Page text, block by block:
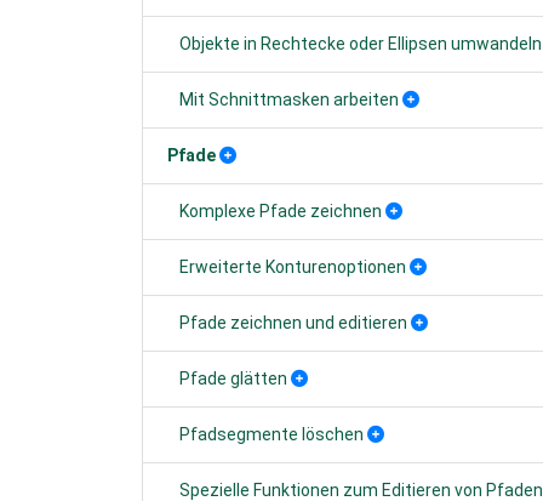
Objekte in Rechtecke oder Ellipsen umwandeln
Mit Schnittmasken arbeiten
Pfade
Komplexe Pfade zeichnen
Erweiterte Konturenoptionen
Pfade zeichnen und editieren
Pfade glätten
Pfadsegmente löschen
Spezielle Funktionen zum Editieren von Pfaden